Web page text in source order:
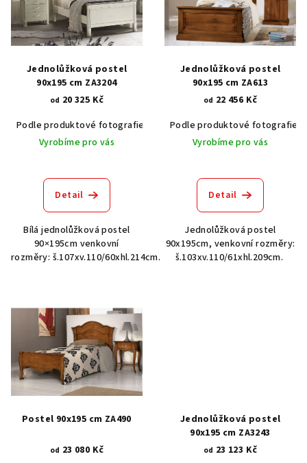
s
p
Jednolůžková postel
90x195 cm ZA3204
od 20 325 Kč
Podle produktové fotografie
Bílá Bílá s patinou BT9001-A6
Vyrobíme pro vás
Detail
Bílá jednolůžková postel
90×195cm venkovní
rozměry: š.107xv.110/60xhl.214cm.
Jednolůžková postel
90x195 cm ZA613
od 22 456 Kč
Podle produktové fotografie
Vyrobíme pro vás
Detail
Jednolůžková postel
90x195cm, venkovní rozměry:
š.103xv.110/61xhl.209cm.
Postel 90x195 cm ZA490
od 23 080 Kč
Jednolůžková postel
90x195 cm ZA3243
od 23 123 Kč